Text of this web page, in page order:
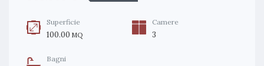
Superficie
100.00 MQ
Camere
3
Bagni